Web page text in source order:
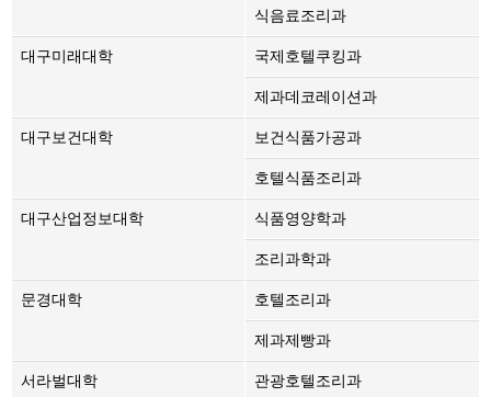
식음료조리과
대구미래대학 국제호텔쿠킹과
제과데코레이션과
대구보건대학 보건식품가공과
호텔식품조리과
대구산업정보대학 식품영양학과
조리과학과
문경대학 호텔조리과
제과제빵과
서라벌대학 관광호텔조리과